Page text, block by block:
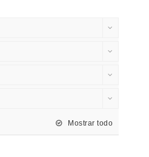
Mostrar todo